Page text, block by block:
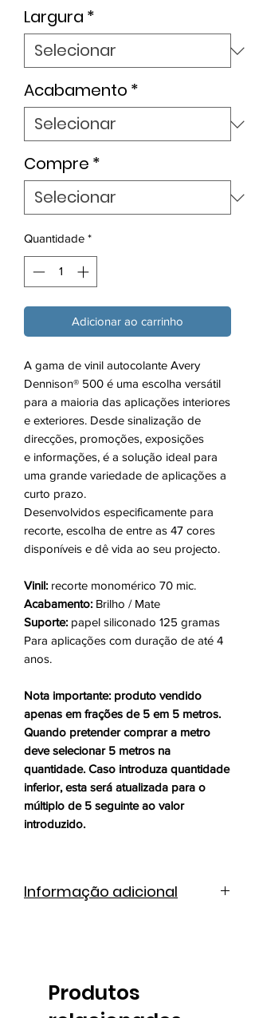
por
5
metros
Largura *
Acabamento *
Compre *
Quantidade *
Adicionar ao carrinho
A gama de vinil autocolante Avery
Dennison® 500 é uma escolha versátil
para a maioria das aplicações interiores
e exteriores. Desde sinalização de
direcções, promoções, exposições
e informações, é a solução ideal para
uma grande variedade de aplicações a
curto prazo.
Desenvolvidos especificamente para
recorte, escolha de entre as 47 cores
disponíveis e dê vida ao seu projecto.
Vinil: recorte monomérico 70 mic.
Acabamento: Brilho / Mate
Suporte: papel siliconado 125 gramas
Para aplicações com duração de até 4
anos.
Nota importante: produto vendido
apenas em frações de 5 em 5 metros.
Quando pretender comprar a metro
deve selecionar 5 metros na
quantidade. Caso introduza quantidade
inferior, esta será atualizada para o
múltiplo de 5 seguinte ao valor
introduzido.
Informação adicional
Produtos